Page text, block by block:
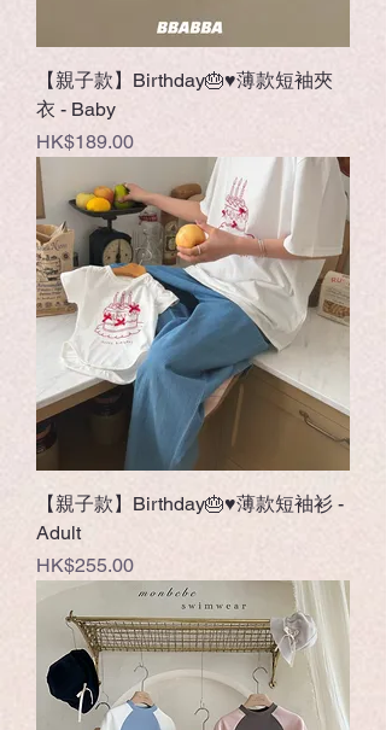
【親子款】Birthday🎂♥薄款短袖夾
衣 - Baby
Price
HK$189.00
【親子款】Birthday🎂♥薄款短袖衫 -
Adult
Price
HK$255.00